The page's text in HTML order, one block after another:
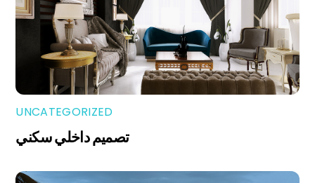
UNCATEGORIZED
تصميم داخلي سكني